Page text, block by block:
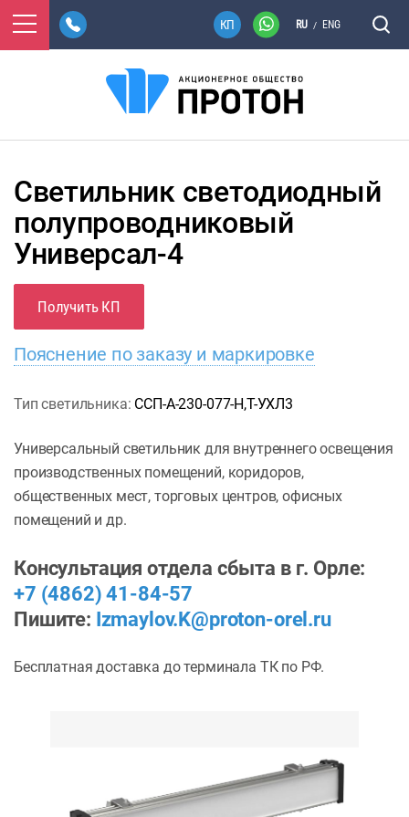
RU / ENG
Светильник светодиодный
полупроводниковый
Универсал-4
Получить КП
Пояснение по заказу и маркировке
Тип светильника: ССП-А-230-077-Н,Т-УХЛ3
Универсальный светильник для внутреннего освещения
производственных помещений, коридоров,
общественных мест, торговых центров, офисных
помещений и др.
Консультация отдела сбыта в г. Орле:
+7 (4862) 41-84-57
Пишите: Izmaylov.K@proton-orel.ru
Бесплатная доставка до терминала ТК по РФ.